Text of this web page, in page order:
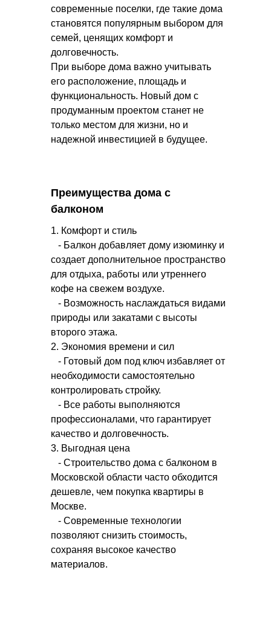
Преимущества дома с
балконом
1. Комфорт и стиль
- Балкон добавляет дому изюминку и
создает дополнительное пространство
для отдыха, работы или утреннего
кофе на свежем воздухе.
- Возможность наслаждаться видами
природы или закатами с высоты
второго этажа.
2. Экономия времени и сил
- Готовый дом под ключ избавляет от
необходимости самостоятельно
контролировать стройку.
- Все работы выполняются
профессионалами, что гарантирует
качество и долговечность.
3. Выгодная цена
- Строительство дома с балконом в
Московской области часто обходится
дешевле, чем покупка квартиры в
Москве.
- Современные технологии
позволяют снизить стоимость,
сохраняя высокое качество
материалов.
современные поселки, где такие дома
становятся популярным выбором для
семей, ценящих комфорт и
долговечность.
При выборе дома важно учитывать
его расположение, площадь и
функциональность. Новый дом с
продуманным проектом станет не
только местом для жизни, но и
надежной инвестицией в будущее.